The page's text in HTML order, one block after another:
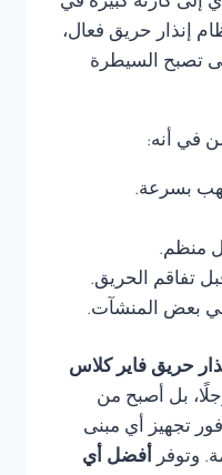
إنذار حريق فعال،
تصبح السيطرة
في أنه:
بسرعة.
منظم.
تفاقم الحريق.
في بعض المنشآت.
حريق فاير كلاس
بل أصبح من
تجهيز أي مبنى
وتوفر أفضل أي